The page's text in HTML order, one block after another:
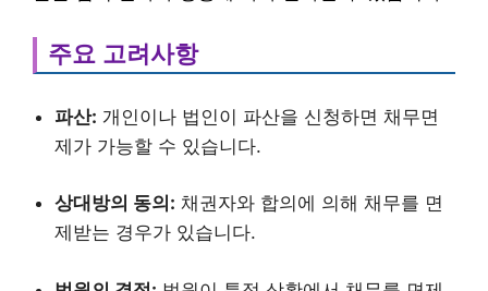
주요 고려사항
파산: 개인이나 법인이 파산을 신청하면 채무면
제가 가능할 수 있습니다.
상대방의 동의: 채권자와 합의에 의해 채무를 면
제받는 경우가 있습니다.